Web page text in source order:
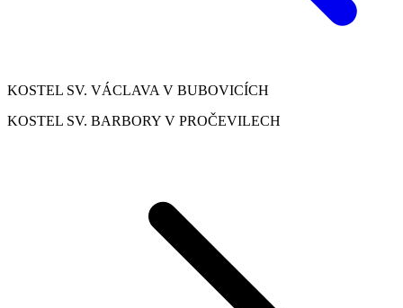
KOSTEL SV. VÁCLAVA V BUBOVICÍCH
KOSTEL SV. BARBORY V PROČEVILECH